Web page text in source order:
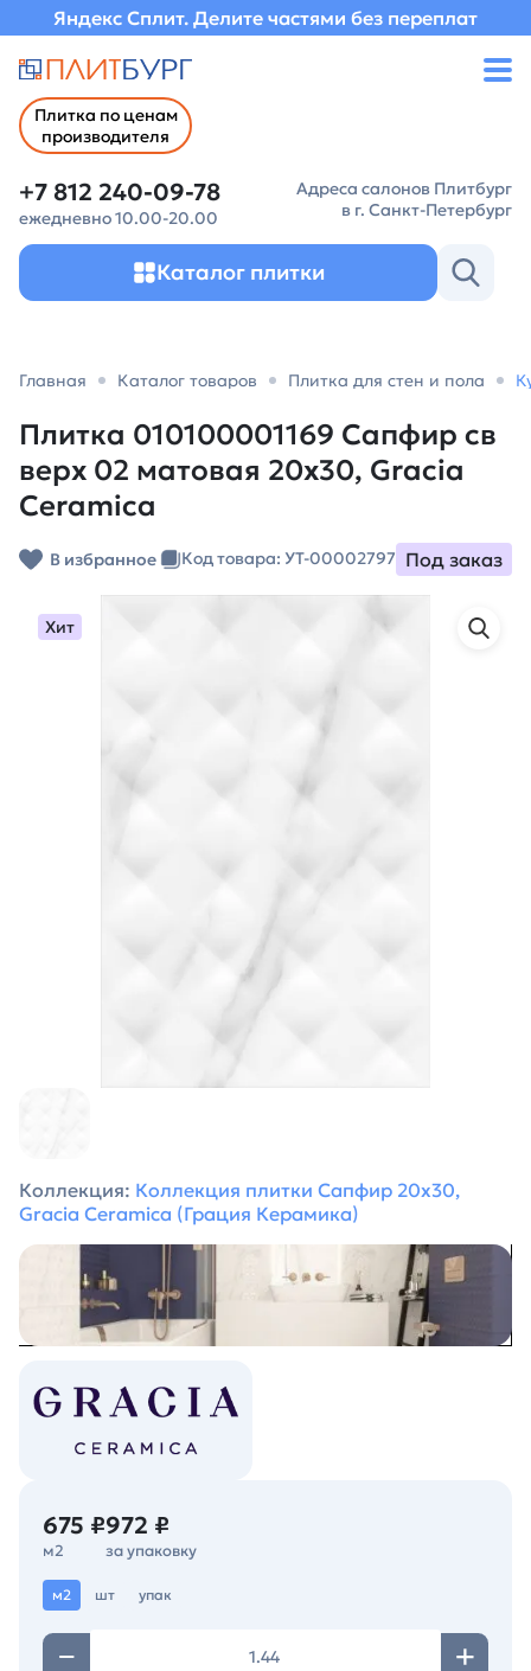
Яндекс Сплит. Делите частями без переплат
Плитка по ценам
производителя
+7 812 240-09-78
ежедневно 10.00-20.00
Адреса салонов Плитбург
в г. Санкт-Петербург
Каталог плитки
Главная Каталог товаров Плитка для стен и пола
Плитка 010100001169 Сапфир св
верх 02 матовая 20х30, Gracia
Ceramica
В избранное Код товара: УТ-00002797 Под заказ
Хит
Коллекция: Коллекция плитки Сапфир 20х30,
Gracia Ceramica (Грация Керамика)
675 ₽
м2
972 ₽
за упаковку
м2 шт упак